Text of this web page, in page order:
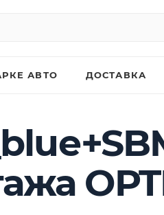
АВТО ДОСТАВКА